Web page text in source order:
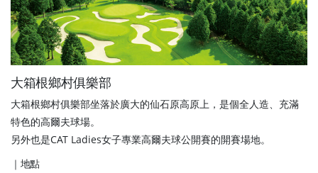
大箱根鄉村俱樂部
大箱根鄉村俱樂部坐落於廣大的仙石原高原上，是個全人造、充滿
特色的高爾夫球場。
另外也是CAT Ladies女子專業高爾夫球公開賽的開賽場地。
｜地點